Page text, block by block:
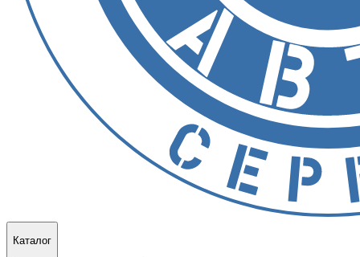
Каталог